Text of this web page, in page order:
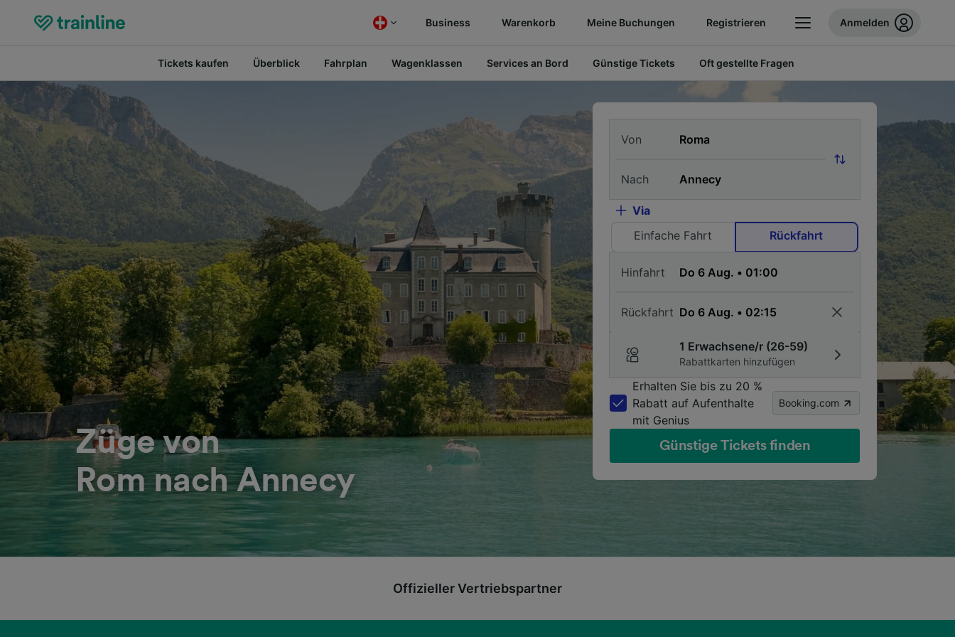
Business Warenkorb Meine Buchungen Registrieren Anmelden
Tickets kaufen Überblick Fahrplan Wagenklassen Services an Bord Günstige Tickets Oft gestellte Fragen
Züge von
Rom nach Annecy
Von
Nach
Via
Einfache Fahrt
Rückfahrt
Hinfahrt
Rückfahrt
1 Erwachsene/r (26-59)
Rabattkarten hinzufügen
Erhalten Sie bis zu 20 %
Rabatt auf Aufenthalte
mit Genius
Booking.com
Günstige Tickets finden
Offizieller Vertriebspartner